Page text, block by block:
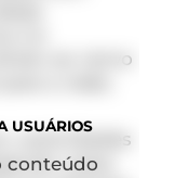
no
ao nervo
a visão.
autoridades
casos
USUÁRIOS
conteúdo